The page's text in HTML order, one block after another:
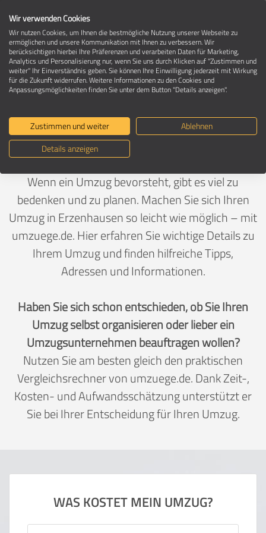
Umzug in 67685 Erzenhausen
Ein Umzug ist Vertrauenssache
Deutschland>Rheinland-Pfalz>Kaiserslautern,
Landkreis>
Wenn ein Umzug bevorsteht, gibt es viel zu
bedenken und zu planen. Machen Sie sich Ihren
Umzug in Erzenhausen so leicht wie möglich – mit
umzuege.de. Hier erfahren Sie wichtige Details zu
Ihrem Umzug und finden hilfreiche Tipps,
Adressen und Informationen.
Haben Sie sich schon entschieden, ob Sie Ihren
Umzug selbst organisieren oder lieber ein
Umzugsunternehmen beauftragen wollen?
Nutzen Sie am besten gleich den praktischen
Vergleichsrechner von umzuege.de. Dank Zeit-,
Kosten- und Aufwandsschätzung unterstützt er
Sie bei Ihrer Entscheidung für Ihren Umzug.
WAS KOSTET MEIN UMZUG?
Wir verwenden Cookies
Wir nutzen Cookies, um Ihnen die bestmögliche Nutzung unserer Webseite zu
ermöglichen und unsere Kommunikation mit Ihnen zu verbessern. Wir
berücksichtigen hierbei Ihre Präferenzen und verarbeiten Daten für Marketing,
Analytics und Personalisierung nur, wenn Sie uns durch Klicken auf "Zustimmen und
weiter" Ihr Einverständnis geben. Sie können Ihre Einwilligung jederzeit mit Wirkung
für die Zukunft widerrufen. Weitere Informationen zu den Cookies und
Anpassungsmöglichkeiten finden Sie unter dem Button "Details anzeigen".
Zustimmen und weiter
Ablehnen
Details anzeigen